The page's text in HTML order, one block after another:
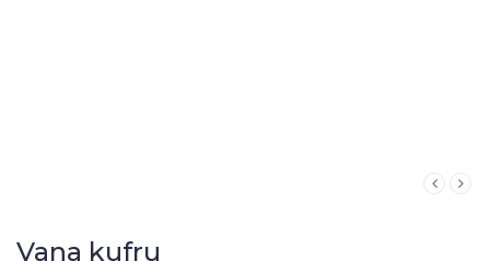
Vana kufru